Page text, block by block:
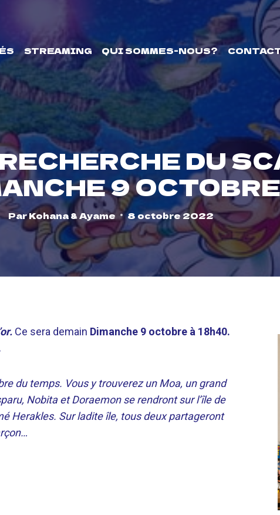
STREAMING QUI SOMMES-NOUS?
DU
9
ParKohana & Ayame 8 octobre 2022
Ce sera demain Dimanche 9 octobre à 18h40.
du temps. Vous y trouverez un Moa, un grand
Nobita et Doraemon se rendront sur l’île de
Herakles. Sur ladite île, tous deux partageront